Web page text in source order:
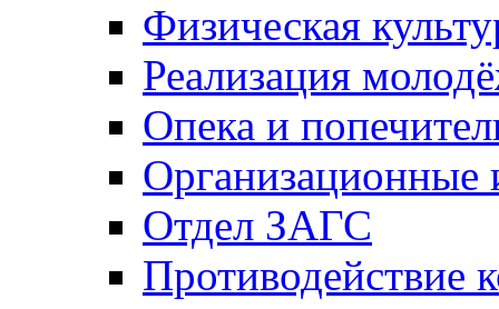
Физическая
Реализация
Опека и
Отдел ЗАГС
Противодействие